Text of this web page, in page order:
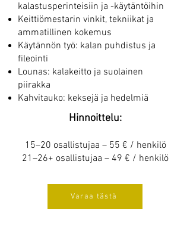
kalastusperinteisiin ja -käytäntöihin
Keittiömestarin vinkit, tekniikat ja
ammatillinen kokemus
Käytännön työ: kalan puhdistus ja
fileointi
Lounas: kalakeitto ja suolainen
piirakka
Kahvitauko: keksejä ja hedelmiä
Hinnoittelu:
15–20 osallistujaa – 55 € / henkilö
21–26+ osallistujaa – 49 € / henkilö
Varaa tästä